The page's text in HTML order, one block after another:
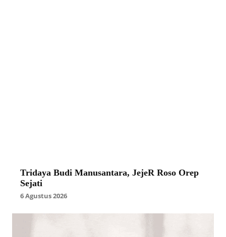
Tridaya Budi Manusantara, JejeR Roso Orep
Sejati
6 Agustus 2026